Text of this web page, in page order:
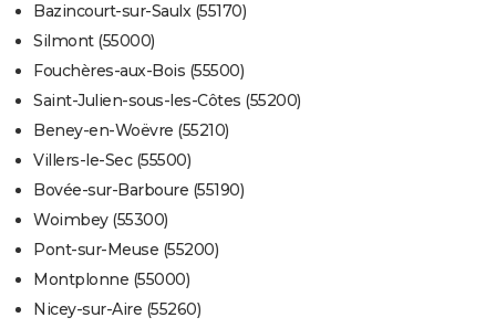
Bazincourt-sur-Saulx (55170)
Silmont (55000)
Fouchères-aux-Bois (55500)
Saint-Julien-sous-les-Côtes (55200)
Beney-en-Woëvre (55210)
Villers-le-Sec (55500)
Bovée-sur-Barboure (55190)
Woimbey (55300)
Pont-sur-Meuse (55200)
Montplonne (55000)
Nicey-sur-Aire (55260)